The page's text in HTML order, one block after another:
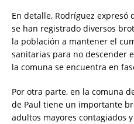
En detalle, Rodríguez
se han registrado diversos
la población a mantener el
sanitarias para no descender
la comuna se encuentra en
Por otra parte, en la comuna
de Paul tiene un importante
adultos mayores contagiados